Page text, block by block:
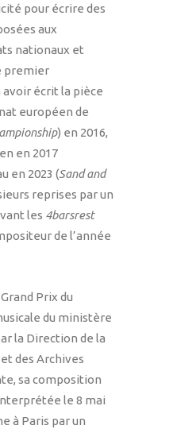
pour écrire des
aux
nationaux et
premier
écrit la pièce
européen de
) en 2016,
en 2017
en 2023 (Sand and
reprises par un
les 4barsrest
de l’année
Prix du
du ministère
la Direction de la
des Archives
sa composition
le 8 mai
à Paris par un